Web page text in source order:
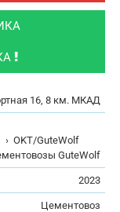
16, 8 км. МКАД
› OKT/GuteWolf
GuteWolf
2023
Цементовоз